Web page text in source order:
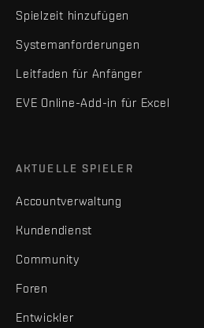
Spielzeit hinzufügen
Systemanforderungen
Leitfaden für Anfänger
EVE Online-Add-in für Excel
AKTUELLE SPIELER
Accountverwaltung
Kundendienst
Community
Foren
Entwickler